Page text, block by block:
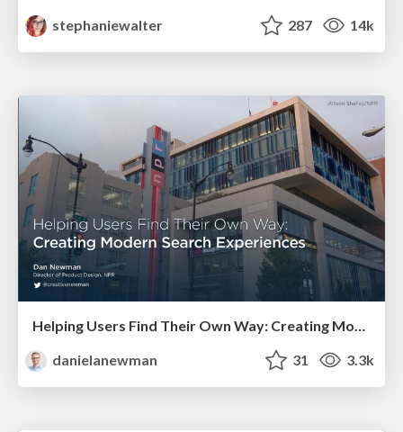
stephaniewalter
287 14k
Helping Users Find Their Own Way: Creating Modern Search Experiences
danielanewman
31 3.3k